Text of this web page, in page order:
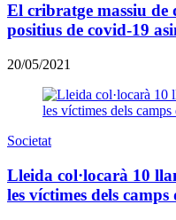
El cribratge massiu de
positius de covid-19
20/05/2021
Societat
Lleida col·locarà 10
les víctimes dels